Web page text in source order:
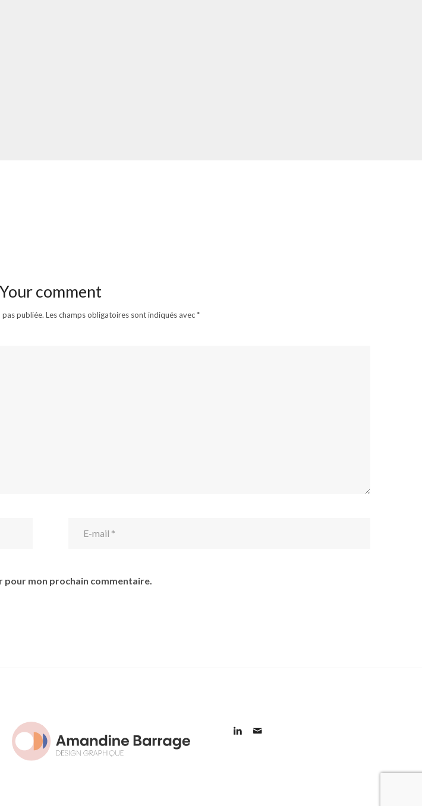
Your comment
publiée. Les champs obligatoires sont indiqués avec*
pour mon prochain commentaire.